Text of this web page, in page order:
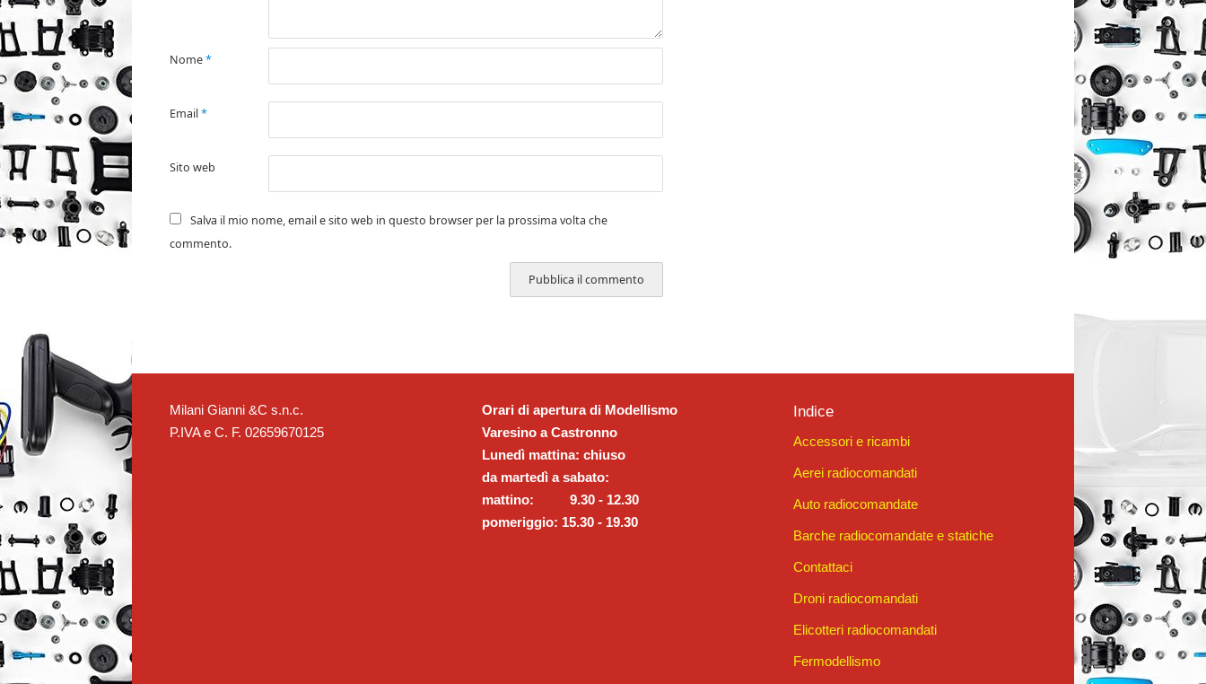
Nome*
Email*
Sito web
Salva il mio nome, email e sito web in questo browser per la prossima volta che
commento.
Milani Gianni &C s.n.c.
P.IVA e C. F. 02659670125
Orari di apertura di Modellismo
Varesino a Castronno
Lunedì mattina: chiuso
da martedì a sabato:
mattino: 9.30 - 12.30
pomeriggio: 15.30 - 19.30
Indice
Accessori e ricambi
Aerei radiocomandati
Auto radiocomandate
Barche radiocomandate e statiche
Contattaci
Droni radiocomandati
Elicotteri radiocomandati
Fermodellismo